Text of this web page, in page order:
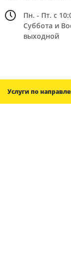
Пн. - Пт. с
Суббота и
выходной
Услуги по